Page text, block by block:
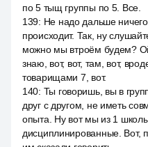
по 5 тыщ группы по 5. Все.
139: Не надо дальше
происходит. Так, ну
можно мы втроём будем?
знаю, вот, вот, там, вот,
товарищами 7, вот.
140: Ты говоришь, вы в
друг с другом, не иметь
опыта. Ну вот мы из 1 школы
дисциплинированные. Вот,